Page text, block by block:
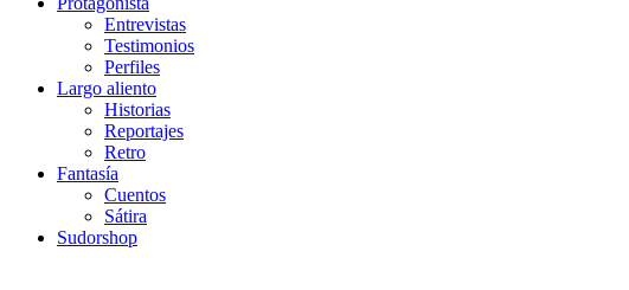
Entrevistas
Testimonios
Perfiles
Largo aliento
Historias
Reportajes
Retro
Fantasía
Cuentos
Sátira
Sudorshop